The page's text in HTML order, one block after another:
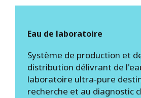
Eau de laboratoire
Système de production et
distribution délivrant de
laboratoire ultra-pure
recherche et au diagnostic